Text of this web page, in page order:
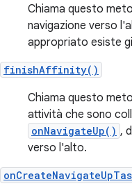
Chiama questo
navigazione verso
appropriato esiste
finishAffinity()
Chiama questo
attività che sono
onNavigateUp() ,
verso l'alto.